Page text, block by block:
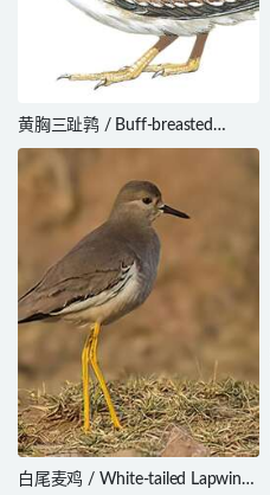
黄胸三趾鹑 / Buff-breasted
Buttonquail / Turnix olivii
白尾麦鸡 / White-tailed Lapwing